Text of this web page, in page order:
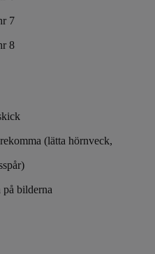
7
8
(lätta hörnveck,
på bilderna